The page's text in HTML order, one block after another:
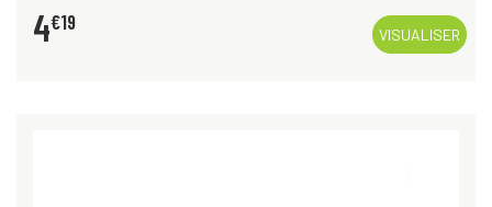
4€19
VISUALISER